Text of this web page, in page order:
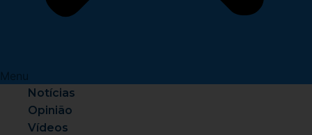
Menu
Notícias
Opinião
Vídeos